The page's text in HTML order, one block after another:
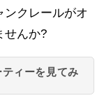
ンクレールがオ
せんか?
ィーを見てみ